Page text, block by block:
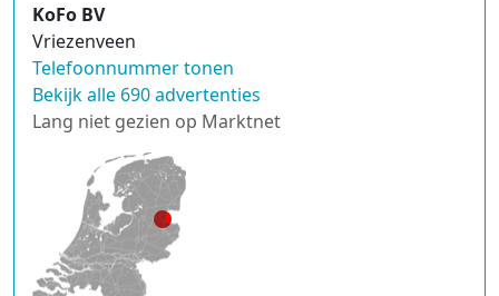
KoFo BV
Vriezenveen
Telefoonnummer tonen
Bekijk alle 690 advertenties
Lang niet gezien op Marktnet